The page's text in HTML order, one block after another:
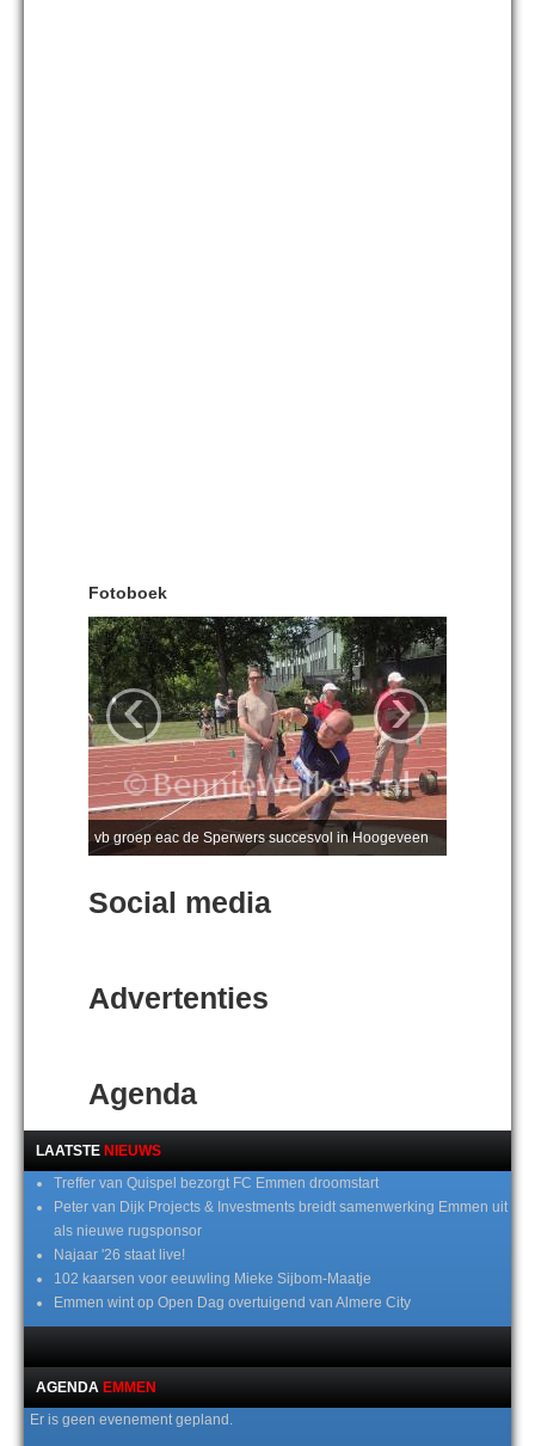
Fotoboek
vb groep eac de Sperwers succesvol in Hoogeveen
‹ ›
Social media
Advertenties
Agenda
LAATSTE NIEUWS
Treffer van Quispel bezorgt FC Emmen droomstart
Peter van Dijk Projects & Investments breidt samenwerking Emmen uit
als nieuwe rugsponsor
Najaar '26 staat live!
102 kaarsen voor eeuwling Mieke Sijbom-Maatje
Emmen wint op Open Dag overtuigend van Almere City
AGENDA EMMEN
Er is geen evenement gepland.